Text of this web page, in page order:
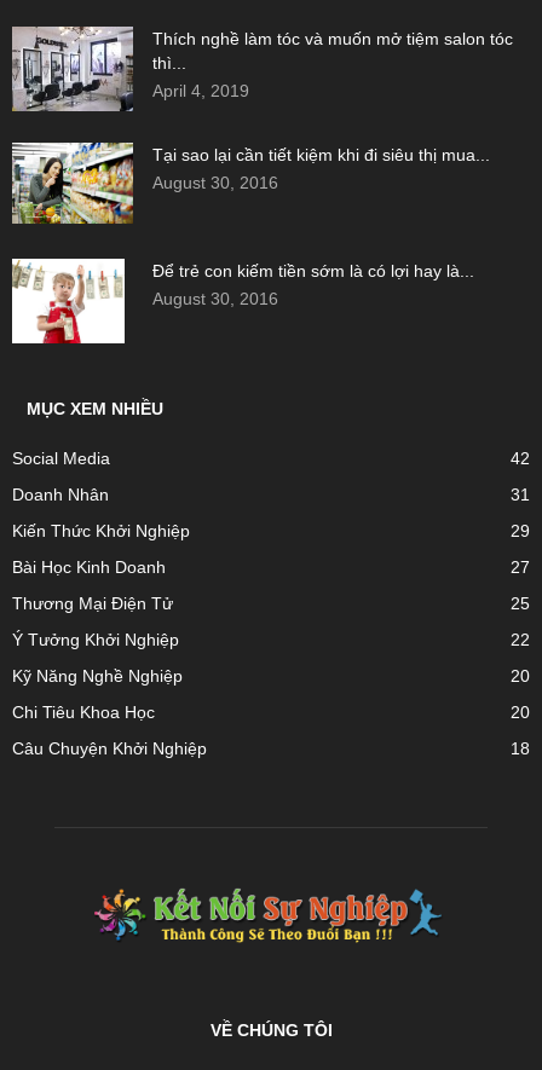
Thích nghề làm tóc và muốn mở tiệm salon tóc
thì...
April 4, 2019
Tại sao lại cần tiết kiệm khi đi siêu thị mua...
August 30, 2016
Để trẻ con kiếm tiền sớm là có lợi hay là...
August 30, 2016
MỤC XEM NHIỀU
Social Media
42
Doanh Nhân
31
Kiến Thức Khởi Nghiệp
29
Bài Học Kinh Doanh
27
Thương Mại Điện Tử
25
Ý Tưởng Khởi Nghiệp
22
Kỹ Năng Nghề Nghiệp
20
Chi Tiêu Khoa Học
20
Câu Chuyện Khởi Nghiệp
18
VỀ CHÚNG TÔI